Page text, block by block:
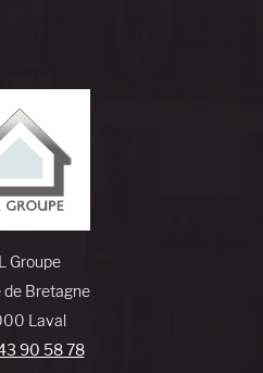
Groupe
de Bretagne
Laval
90 58 78